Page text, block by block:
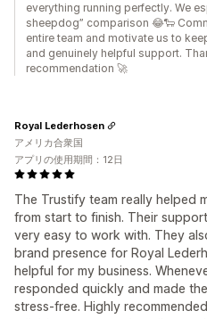
everything running perfectly. We
sheepdog” comparison 😂🐑
entire team and motivate us to
and genuinely helpful support.
recommendation 🚀
The Trustify team really helped
from start to finish. Their
very easy to work with. They
brand presence for Royal
helpful for my business.
responded quickly and made
stress-free. Highly
Royal Lederhosen
アメリカ合衆国
アプリの使用期間：12日